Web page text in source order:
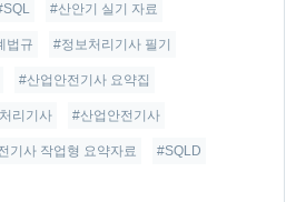
#산안기 실기 자료
법규 #정보처리기사 필기
#산업안전기사 요약집
리기사 #산업안전기사
기사 작업형 요약자료 #SQLD